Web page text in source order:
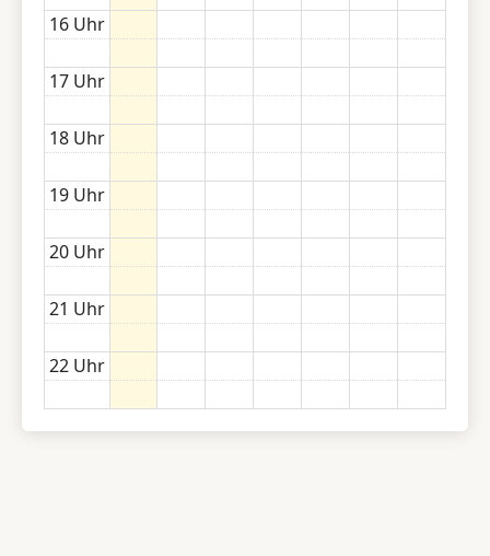
16 Uhr
17 Uhr
18 Uhr
19 Uhr
20 Uhr
21 Uhr
22 Uhr